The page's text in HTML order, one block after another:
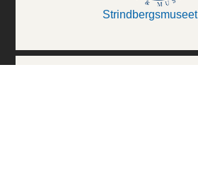
Strindbergsmuseet